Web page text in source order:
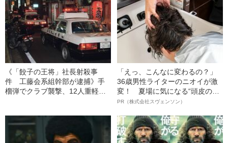
て合流した仲間の1人が…
《「餃子の王将」社長射殺事
件 工藤会系組幹部が逮捕》手
榴弾でクラブ襲撃、12人重軽
「えっ、こんなに変わるの？」
36歳男性ライターのニオイが激
変！ 夏場に気になる“頭皮のニ
オイ”や“ベタつき”を解消す
ト”が生み出した徹底ケアとは
PR（株式会社スヴェンソン）